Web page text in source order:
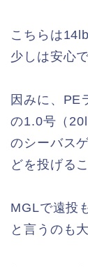
こちらは
少しは安心
因みに、PE
の1.0号（
のシーバス
どを投げる
MGLで遠投
と言うのも